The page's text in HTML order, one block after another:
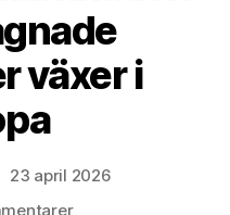
växer i
23 april 2026
till